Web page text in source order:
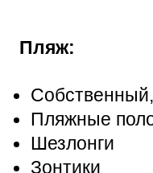
Пляж:
Пляжные
Шезлонги
Зонтики